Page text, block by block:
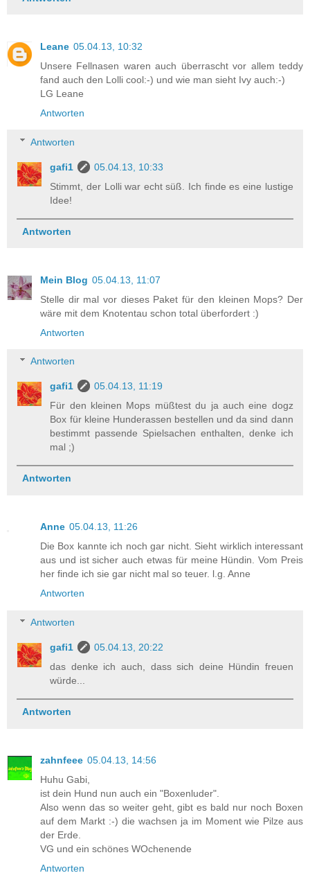
Leane 05.04.13, 10:32
Unsere Fellnasen waren auch überrascht vor allem teddy
fand auch den Lolli cool:-) und wie man sieht Ivy auch:-)
LG Leane
Antworten
Antworten
gafi1
05.04.13, 10:33
Stimmt, der Lolli war echt süß. Ich finde es eine lustige
Idee!
Antworten
Mein Blog 05.04.13, 11:07
Stelle dir mal vor dieses Paket für den kleinen Mops? Der
wäre mit dem Knotentau schon total überfordert :)
Antworten
Antworten
gafi1
05.04.13, 11:19
Für den kleinen Mops müßtest du ja auch eine dogz
Box für kleine Hunderassen bestellen und da sind dann
bestimmt passende Spielsachen enthalten, denke ich
mal ;)
Antworten
Anne 05.04.13, 11:26
Die Box kannte ich noch gar nicht. Sieht wirklich interessant
aus und ist sicher auch etwas für meine Hündin. Vom Preis
her finde ich sie gar nicht mal so teuer. l.g. Anne
Antworten
Antworten
gafi1
05.04.13, 20:22
das denke ich auch, dass sich deine Hündin freuen
würde...
Antworten
zahnfeee 05.04.13, 14:56
Huhu Gabi,
ist dein Hund nun auch ein "Boxenluder".
Also wenn das so weiter geht, gibt es bald nur noch Boxen
auf dem Markt :-) die wachsen ja im Moment wie Pilze aus
der Erde.
VG und ein schönes WOchenende
Antworten